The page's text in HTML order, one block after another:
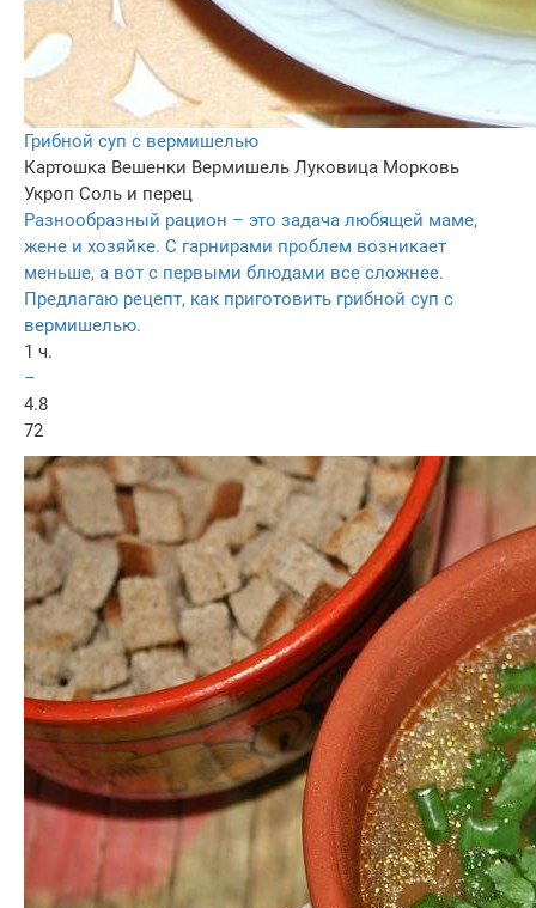
Грибной суп с вермишелью
Картошка Вешенки Вермишель Луковица Морковь
Укроп Соль и перец
Разнообразный рацион – это задача любящей маме,
жене и хозяйке. С гарнирами проблем возникает
меньше, а вот с первыми блюдами все сложнее.
Предлагаю рецепт, как приготовить грибной суп с
вермишелью.
1 ч.
–
4.8
72